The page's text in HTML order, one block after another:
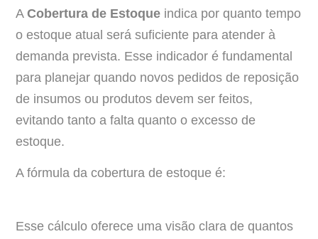
A Cobertura de Estoque indica por quanto tempo
o estoque atual será suficiente para atender à
demanda prevista. Esse indicador é fundamental
para planejar quando novos pedidos de reposição
de insumos ou produtos devem ser feitos,
evitando tanto a falta quanto o excesso de
estoque.
A fórmula da cobertura de estoque é:
Esse cálculo oferece uma visão clara de quantos